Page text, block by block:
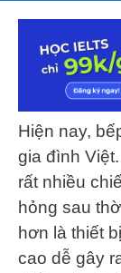
Hiện nay,
gia đình
rất nhiều
hỏng sau
hơn là thiết
cao dễ gây